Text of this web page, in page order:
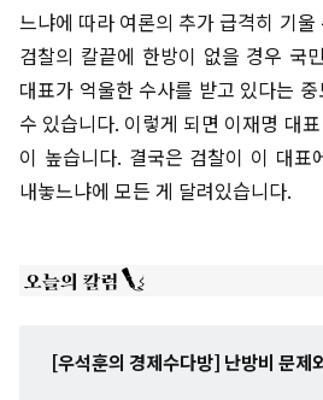
느냐에 따라 여론의 추가 급격히 기
검찰의 칼끝에 한방이 없을 경우 국
대표가 억울한 수사를 받고 있다는
수 있습니다. 이렇게 되면 이재명 대
이 높습니다. 결국은 검찰이 이 대표
내놓느냐에 모든 게 달려있습니다.
[우석훈의 경제수다방] 난방비 문제